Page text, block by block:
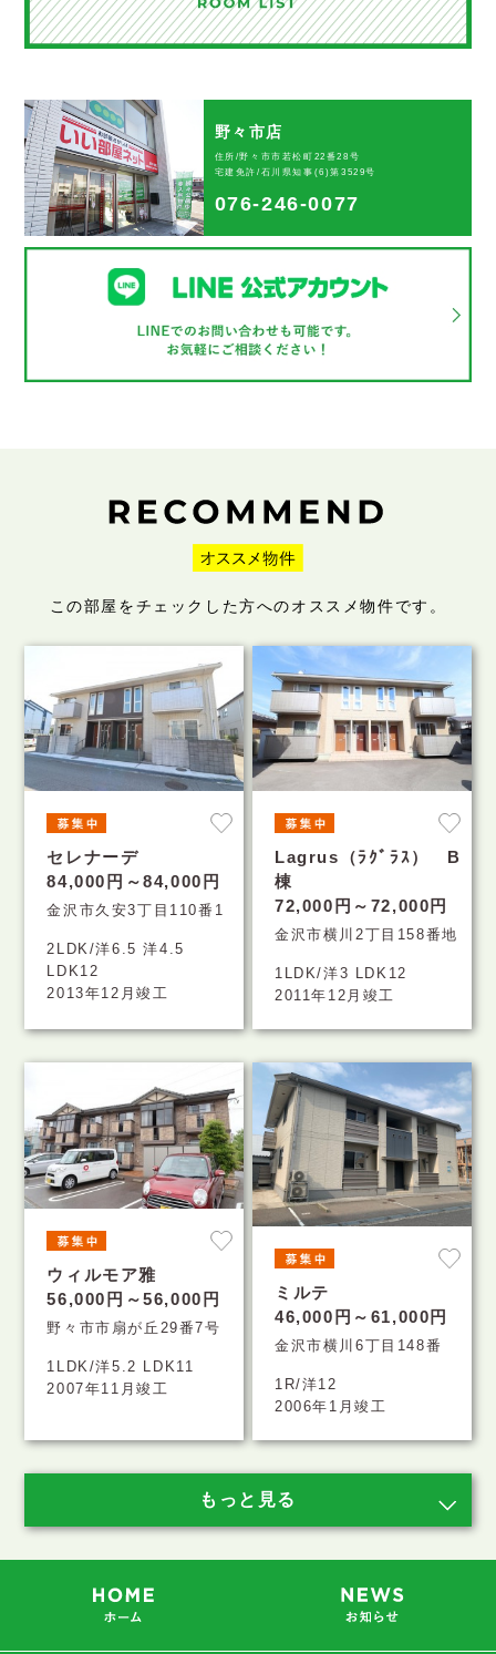
野々市店
住所/野々市市若松町22番28号
宅建免許/石川県知事(6)第3529号
076-246-0077
この部屋をチェックした方へのオススメ物件です。
セレナーデ
84,000円～84,000円
金沢市久安3丁目110番1
2LDK/洋6.5 洋4.5
LDK12
2013年12月竣工
Lagrus（ﾗｸﾞﾗｽ） B
棟
72,000円～72,000円
金沢市横川2丁目158番地
1LDK/洋3 LDK12
2011年12月竣工
ウィルモア雅
56,000円～56,000円
野々市市扇が丘29番7号
1LDK/洋5.2 LDK11
2007年11月竣工
ミルテ
46,000円～61,000円
金沢市横川6丁目148番
1R/洋12
2006年1月竣工